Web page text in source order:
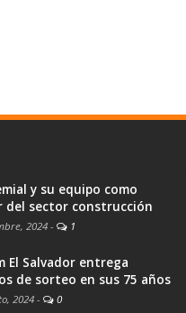
y su equipo como
del sector construcción
2024 - 1
El Salvador entrega
de sorteo en sus 75 años
2024 - 0